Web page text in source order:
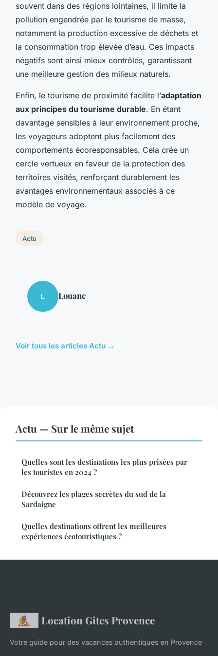
souvent dans des régions lointaines, il limite la
pollution engendrée par le tourisme de masse,
notamment la production excessive de déchets et
la consommation trop élevée d’eau. Ces impacts
négatifs sont ainsi mieux contrôlés, garantissant
une meilleure gestion des milieux naturels.
Enfin, le tourisme de proximité facilite l’adaptation
aux principes du tourisme durable. En étant
davantage sensibles à leur environnement proche,
les voyageurs adoptent plus facilement des
comportements écoresponsables. Cela crée un
cercle vertueux en faveur de la protection des
territoires visités, renforçant durablement les
avantages environnementaux associés à ce
modèle de voyage.
Actu
L Louane
Voir tous les articles Actu →
Actu — Sur le même sujet
Quelles sont les destinations les plus prisées par
les touristes en 2024 ?
Découvrez les plages secrètes du sud de la
Sardaigne
Quelles destinations offrent les meilleures
expériences écotouristiques ?
Location Gites Provence
Votre guide pour des vacances authentiques en Provence